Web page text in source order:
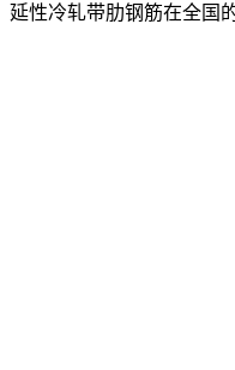
延性冷轧带肋钢筋在全国